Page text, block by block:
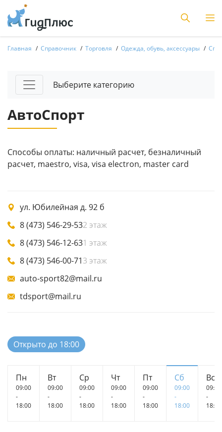
Главная Справочник Торговля Одежда, обувь, аксессуары
Выберите категорию
АвтоСпорт
Способы оплаты: наличный расчет, безналичный
расчет, maestro, visa, visa electron, master card
ул. Юбилейная д. 92 б
8 (473) 546-29-532 этаж
8 (473) 546-12-631 этаж
8 (473) 546-00-713 этаж
auto-sport82@mail.ru
tdsport@mail.ru
Открыто до 18:00
Пн
09:00
-
18:00
Вт
09:00
-
18:00
Ср
09:00
-
18:00
Чт
09:00
-
18:00
Пт
09:00
-
18:00
Сб
09:00
-
18:00
Вс
09:00
-
18:00